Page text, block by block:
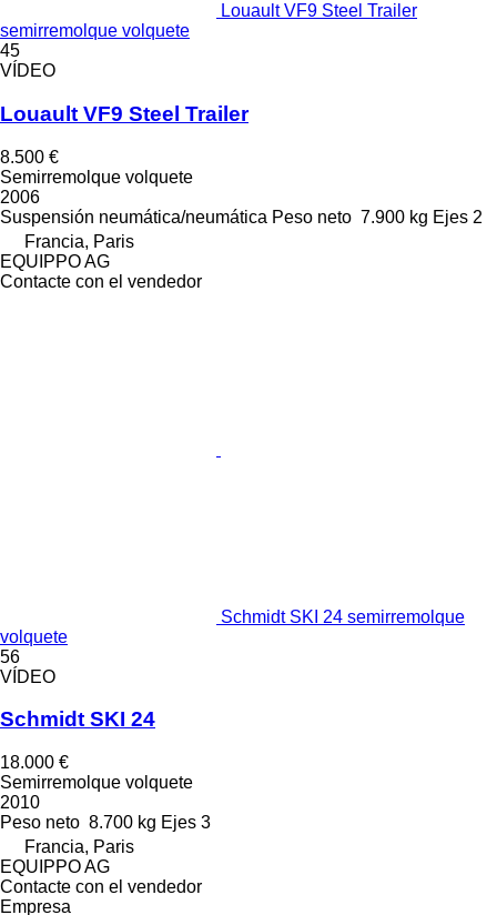
Louault VF9 Steel Trailer
semirremolque volquete
45
VÍDEO
Louault VF9 Steel Trailer
8.500 €
Semirremolque volquete
2006
Suspensión neumática/neumática Peso neto 7.900 kg Ejes 2
Francia, Paris
EQUIPPO AG
Contacte con el vendedor
Schmidt SKI 24 semirremolque
volquete
56
VÍDEO
Schmidt SKI 24
18.000 €
Semirremolque volquete
2010
Peso neto 8.700 kg Ejes 3
Francia, Paris
EQUIPPO AG
Contacte con el vendedor
Empresa